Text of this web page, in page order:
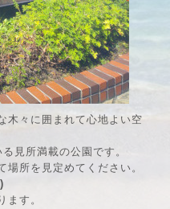
木々に囲まれて心地よい空
見所満載の公園です。
所を見定めてください。
)
ます。